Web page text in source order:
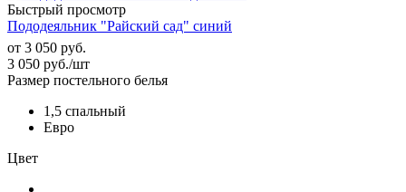
Быстрый просмотр
Пододеяльник "Райский сад" синий
от 3 050 руб.
3 050 руб./шт
Размер постельного белья
1,5 спальный
Евро
Цвет